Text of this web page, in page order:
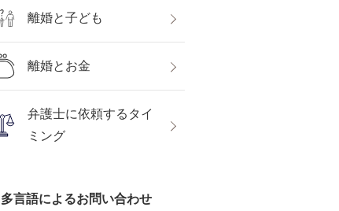
離婚と子ども
離婚とお金
弁護士に依頼するタイ
ミング
多言語によるお問い合わせ